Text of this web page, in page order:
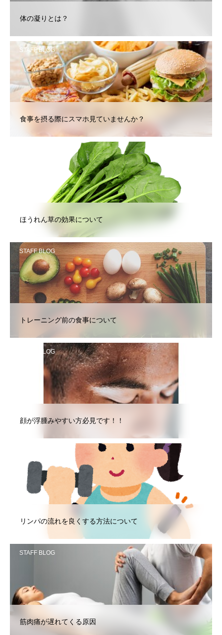
体の凝りとは？
STAFF BLOG
食事を摂る際にスマホ見ていませんか？
ほうれん草の効果について
STAFF BLOG
トレーニング前の食事について
STAFF BLOG
顔が浮腫みやすい方必見です！！
リンパの流れを良くする方法について
STAFF BLOG
筋肉痛が遅れてくる原因